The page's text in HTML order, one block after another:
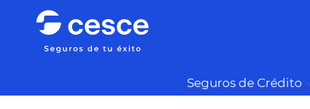
Seguros de Crédito